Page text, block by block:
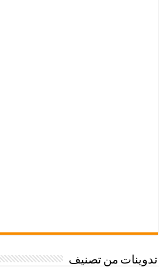
تدوينات من تصنيف